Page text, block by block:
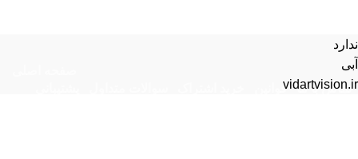
ندارد
آبی
vidartvision.ir
تماس با ما
قوانین